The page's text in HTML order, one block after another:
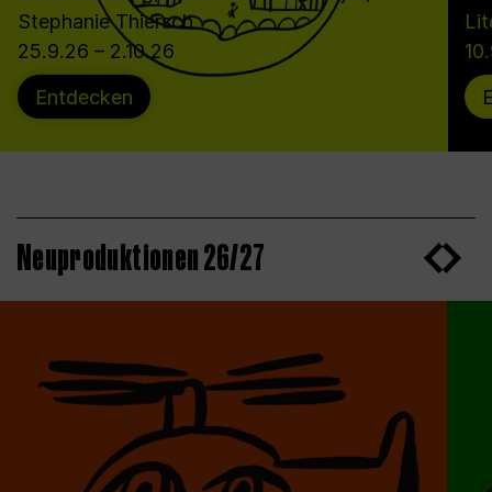
Stephanie Thiersch
25.9.26 – 2.10.26
Entdecken
Neuproduktionen 26/27